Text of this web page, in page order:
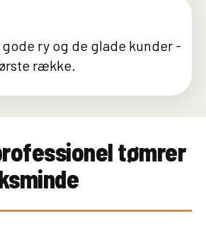
ry og de glade kunder -
række.
tømrer